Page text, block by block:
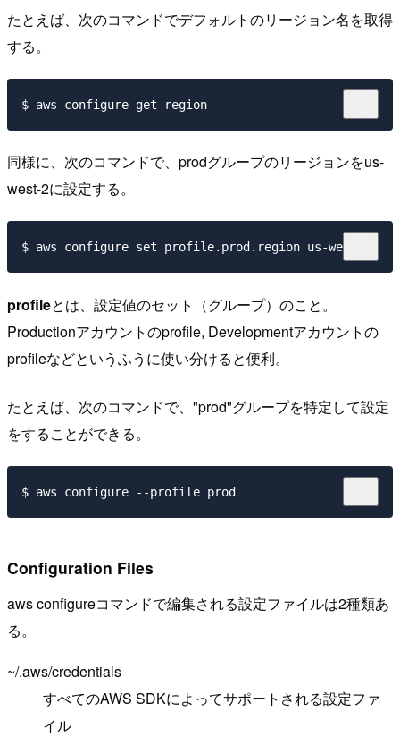
たとえば、次のコマンドでデフォルトのリージョン名を取得
する。
同様に、次のコマンドで、prodグループのリージョンをus-
west-2に設定する。
profileとは、設定値のセット（グループ）のこと。
Productionアカウントのprofile, Developmentアカウントの
profileなどというふうに使い分けると便利。
たとえば、次のコマンドで、"prod"グループを特定して設定
をすることができる。
Configuration Files
aws configureコマンドで編集される設定ファイルは2種類あ
る。
~/.aws/credentials
すべてのAWS SDKによってサポートされる設定ファ
イル